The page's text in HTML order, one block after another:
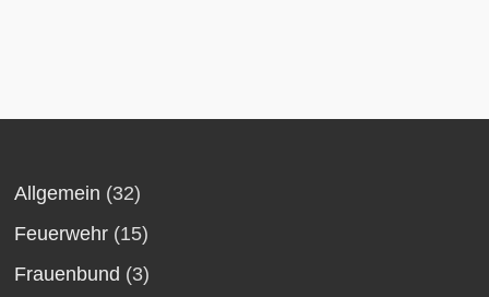
Allgemein (32)
Feuerwehr (15)
Frauenbund (3)